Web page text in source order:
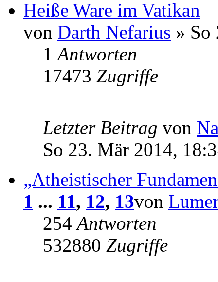
Heiße Ware im Vatikan
von Darth Nefarius » So
1Antworten
17473 Zugriffe
Letzter Beitrag von
So 23. Mär 2014,
„Atheistischer
1 ... 11, 12, 13von
254Antworten
532880 Zugriffe